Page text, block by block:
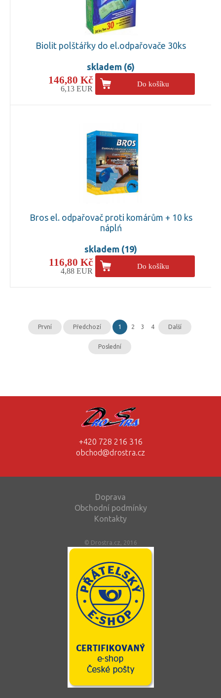
Biolit polštářky do el.odpařovače 30ks
skladem (6)
146,80 Kč
6,13 EUR
Do košíku
Bros el. odpařovač proti komárům + 10 ks
náplń
skladem (19)
116,80 Kč
4,88 EUR
Do košíku
První Předchozí 1 2 3 4 Další
Poslední
+420 728 216 316
obchod@drostra.cz
Doprava
Obchodní podmínky
Kontakty
© Drostra.cz, 2016